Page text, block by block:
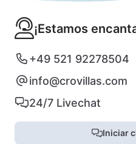
¡Estamos
+49 521 92278504
info@crovillas.com
24/7 Livechat
Iniciar